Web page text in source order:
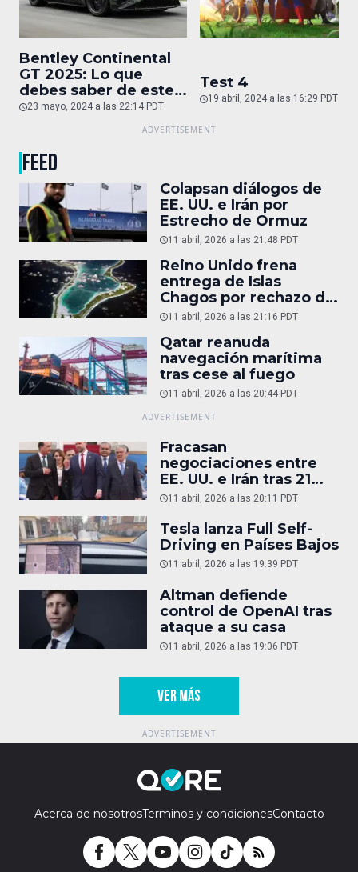
Bentley Continental
GT 2025: Lo que
debes saber de este
auto de superlujo
23 mayo, 2024 a las 22:14 PDT
Test 4
19 abril, 2024 a las 16:29 PDT
FEED
Colapsan diálogos de
EE. UU. e Irán por
Estrecho de Ormuz
11 abril, 2026 a las 21:48 PDT
Reino Unido frena
entrega de Islas
Chagos por rechazo de
Trump
11 abril, 2026 a las 21:16 PDT
Qatar reanuda
navegación marítima
tras cese al fuego
11 abril, 2026 a las 20:44 PDT
Fracasan
negociaciones entre
EE. UU. e Irán tras 21
horas
11 abril, 2026 a las 20:11 PDT
Tesla lanza Full Self-
Driving en Países Bajos
11 abril, 2026 a las 19:39 PDT
Altman defiende
control de OpenAI tras
ataque a su casa
11 abril, 2026 a las 19:06 PDT
VER MÁS
Acerca de nosotrosTerminos y condicionesContacto